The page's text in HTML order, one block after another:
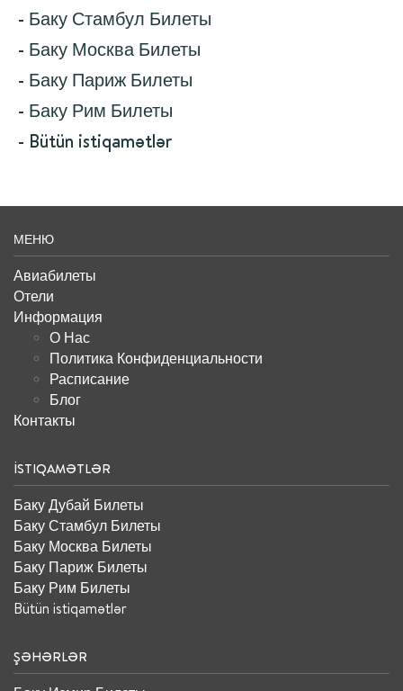
- Баку Стамбул Билеты
- Баку Москва Билеты
- Баку Париж Билеты
- Баку Рим Билеты
- Bütün istiqamətlər
МЕНЮ
Авиабилеты
Отели
Информация
О Нас
Политика Конфиденциальности
Расписание
Блог
Контакты
İSTIQAMƏTLƏR
Баку Дубай Билеты
Баку Стамбул Билеты
Баку Москва Билеты
Баку Париж Билеты
Баку Рим Билеты
Bütün istiqamətlər
ŞƏHƏRLƏR